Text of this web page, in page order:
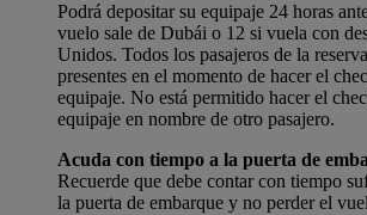
Podrá depositar su equipaje 24 horas
vuelo sale de Dubái o 12 si vuela con
Unidos. Todos los pasajeros de la
presentes en el momento de hacer el
equipaje. No está permitido hacer el
equipaje en nombre de otro pasajero.
Acuda con tiempo a la puerta de
Recuerde que debe contar con tiempo
la puerta de embarque y no perder el